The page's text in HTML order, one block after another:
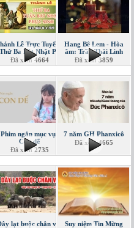
Lễ Trực Tuyến -
Thứ Ba Bát Nhật PS
Đã xem4664
Hang Bê Lem - Hòa
âm: Trần Thái Linh
Đã xem3859
Phim ngắn mục vụ:
Con dế
Đã xem2735
7 năm GH Phanxicô
Đã xem4665
lạt buộc chân voi
Suy niệm Tin Mừng